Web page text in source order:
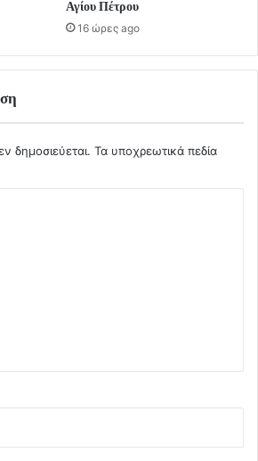
Αγίου Πέτρου
16 ώρες ago
δημοσιεύεται. Τα υποχρεωτικά πεδία